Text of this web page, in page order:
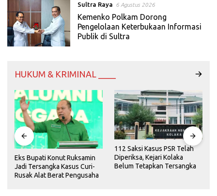
Sultra Raya 6 Agustus 2026
Kemenko Polkam Dorong
Pengelolaan Keterbukaan Informasi
Publik di Sultra
HUKUM & KRIMINAL ____
Eks Bupati Konut Ruksamin
Jadi Tersangka Kasus Curi-
Rusak Alat Berat Pengusaha
112 Saksi Kasus PSR Telah
Diperiksa, Kejari Kolaka
Belum Tetapkan Tersangka